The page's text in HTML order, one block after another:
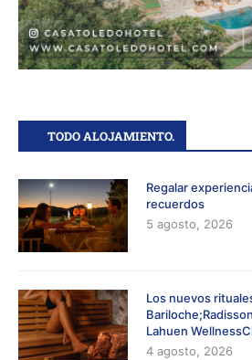
TODO ALOJAMIENTO.
Regalar
recuerdos
5 agosto, 2026
Los nuevos
Lahuen
4 agosto, 2026